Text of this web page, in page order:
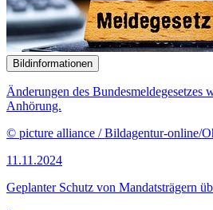
Bildinformationen
Änderungen des Bundesmeldegesetzes
Anhörung.
© picture alliance / Bildagentur-online/
11.11.2024
Geplanter Schutz von Mandatsträgern